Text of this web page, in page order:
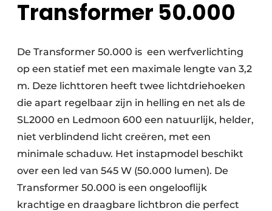
Transformer 50.000
De Transformer 50.000 is een werfverlichting
op een statief met een maximale lengte van 3,2
m. Deze lichttoren heeft twee lichtdriehoeken
die apart regelbaar zijn in helling en net als de
SL2000 en Ledmoon 600 een natuurlijk, helder,
niet verblindend licht creëren, met een
minimale schaduw. Het instapmodel beschikt
over een led van 545 W (50.000 lumen). De
Transformer 50.000 is een ongelooflijk
krachtige en draagbare lichtbron die perfect